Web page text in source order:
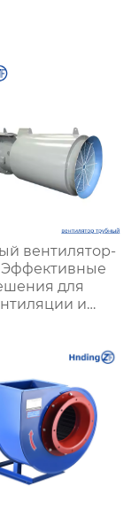
вентилятор-
Эффективные
для
и
вентиляции